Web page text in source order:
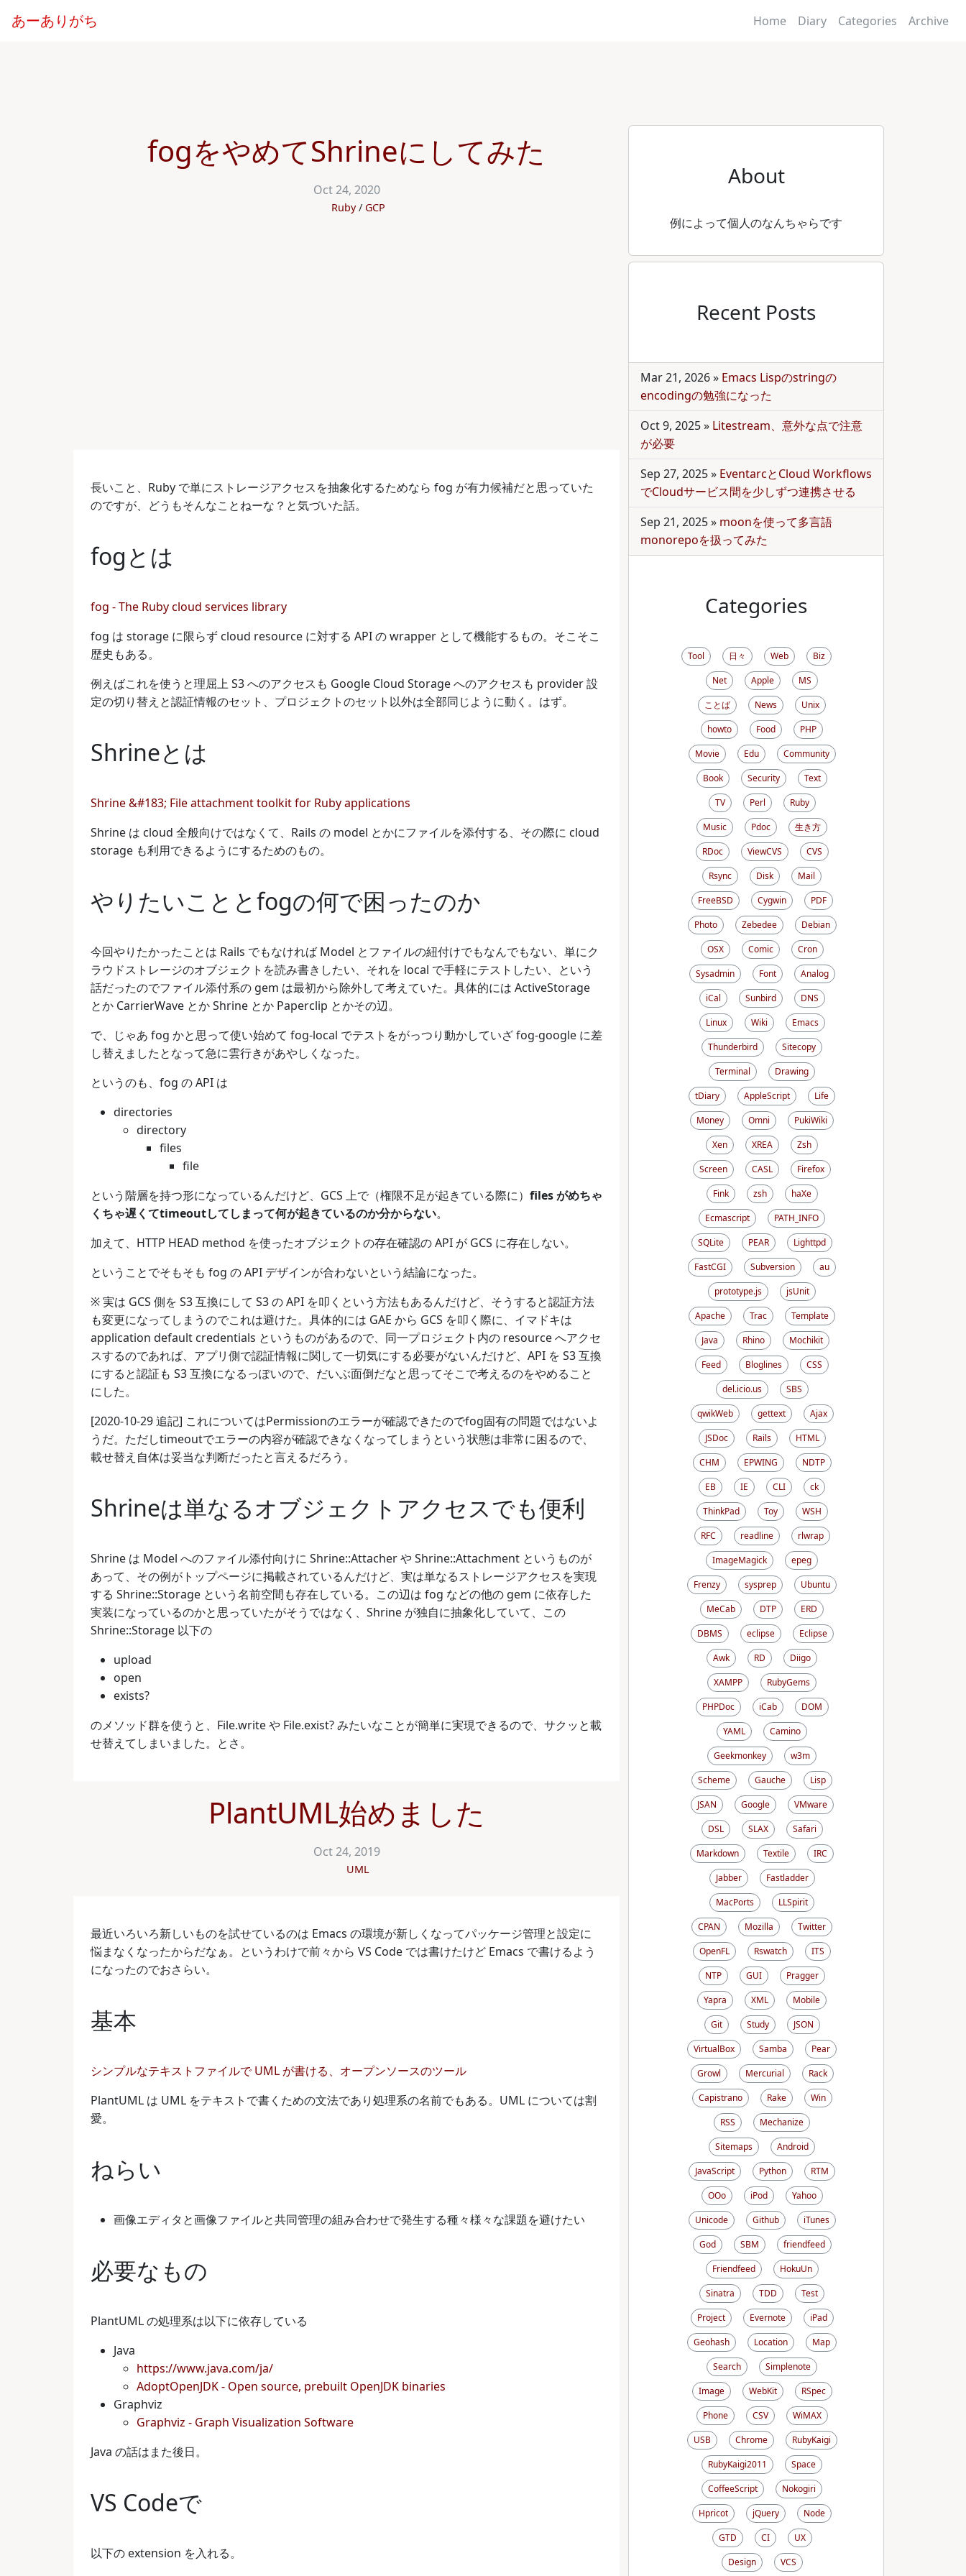
あーありがち Home Diary Categories Archive
fogをやめてShrineにしてみた
Oct 24, 2020
Ruby GCP
長いこと、Ruby で単にストレージアクセスを抽象化するためなら fog が有力候補だと思っていた
のですが、どうもそんなことねーな？と気づいた話。
fogとは
fog - The Ruby cloud services library
fog は storage に限らず cloud resource に対する API の wrapper として機能するもの。そこそこ
歴史もある。
例えばこれを使うと理屈上 S3 へのアクセスも Google Cloud Storage へのアクセスも provider 設
定の切り替えと認証情報のセット、プロジェクトのセット以外は全部同じように動く。はず。
Shrineとは
Shrine &#183; File attachment toolkit for Ruby applications
Shrine は cloud 全般向けではなくて、Rails の model とかにファイルを添付する、その際に cloud
storage も利用できるようにするためのもの。
やりたいこととfogの何で困ったのか
今回やりたかったことは Rails でもなければ Model とファイルの紐付けでもなんでもない、単にク
ラウドストレージのオブジェクトを読み書きしたい、それを local で手軽にテストしたい、という
話だったのでファイル添付系の gem は最初から除外して考えていた。具体的には ActiveStorage
とか CarrierWave とか Shrine とか Paperclip とかその辺。
で、じゃあ fog かと思って使い始めて fog-local でテストをがっつり動かしていざ fog-google に差
し替えましたとなって急に雲行きがあやしくなった。
というのも、fog の API は
directories
directory
files
file
という階層を持つ形になっているんだけど、GCS 上で（権限不足が起きている際に） files がめちゃ
くちゃ遅くてtimeoutしてしまって何が起きているのか分からない。
加えて、HTTP HEAD method を使ったオブジェクトの存在確認の API が GCS に存在しない。
ということでそもそも fog の API デザインが合わないという結論になった。
※ 実は GCS 側を S3 互換にして S3 の API を叩くという方法もあるんだけど、そうすると認証方法
も変更になってしまうのでこれは避けた。具体的には GAE から GCS を叩く際に、イマドキは
application default credentials というものがあるので、同一プロジェクト内の resource へアクセ
スするのであれば、アプリ側で認証情報に関して一切気にする必要がないんだけど、API を S3 互換
にすると認証も S3 互換になるっぽいので、だいぶ面倒だなと思ってそこで考えるのをやめること
にした。
[2020-10-29 追記] これについてはPermissionのエラーが確認できたのでfog固有の問題ではないよ
うだ。ただしtimeoutでエラーの内容が確認できなくなってしまうという状態は非常に困るので、
載せ替え自体は妥当な判断だったと言えるだろう。
Shrineは単なるオブジェクトアクセスでも便利
Shrine は Model へのファイル添付向けに Shrine::Attacher や Shrine::Attachment というものが
あって、その例がトップページに掲載されているんだけど、実は単なるストレージアクセスを実現
する Shrine::Storage という名前空間も存在している。この辺は fog などの他の gem に依存した
実装になっているのかと思っていたがそうではなく、Shrine が独自に抽象化していて、この
Shrine::Storage 以下の
upload
open
exists?
のメソッド群を使うと、File.write や File.exist? みたいなことが簡単に実現できるので、サクッと載
せ替えてしまいました。とさ。
PlantUML始めました
Oct 24, 2019
UML
最近いろいろ新しいものを試せているのは Emacs の環境が新しくなってパッケージ管理と設定に
悩まなくなったからだなぁ。というわけで前々から VS Code では書けたけど Emacs で書けるよう
になったのでおさらい。
基本
シンプルなテキストファイルで UML が書ける、オープンソースのツール
PlantUML は UML をテキストで書くための文法であり処理系の名前でもある。UML については割
愛。
ねらい
画像エディタと画像ファイルと共同管理の組み合わせで発生する種々様々な課題を避けたい
必要なもの
PlantUML の処理系は以下に依存している
Java
https://www.java.com/ja/
AdoptOpenJDK - Open source, prebuilt OpenJDK binaries
Graphviz
Graphviz - Graph Visualization Software
Java の話はまた後日。
VS Codeで
以下の extension を入れる。
About
例によって個人のなんちゃらです
Recent Posts
Mar 21, 2026» Emacs Lispのstringの
encodingの勉強になった
Oct 9, 2025» Litestream、意外な点で注意
が必要
Sep 27, 2025» EventarcとCloud Workflows
でCloudサービス間を少しずつ連携させる
Sep 21, 2025» moonを使って多言語
monorepoを扱ってみた
Categories
Tool 日々 Web
Biz
Net
Apple
MS
ことば
News
Unix
howto
Food
PHP
Movie
Edu
Community
Book
Security
Text
TV
Perl
Ruby
Music
Pdoc
生き方
RDoc
ViewCVS
CVS
Rsync
Disk
Mail
FreeBSD
Cygwin
PDF
Photo
Zebedee
Debian
OSX
Comic
Cron
Sysadmin
Font
Analog
iCal
Sunbird
DNS
Linux
Wiki
Emacs
Thunderbird
Sitecopy
Terminal
Drawing
tDiary
AppleScript
Life
Money
Omni
PukiWiki
Xen
XREA
Zsh
Screen
CASL
Firefox
Fink
zsh
haXe
Ecmascript
PATH_INFO
SQLite
PEAR
Lighttpd
FastCGI
Subversion
au
prototype.js
jsUnit
Apache
Trac
Template
Java
Rhino
Mochikit
Feed
Bloglines
CSS
del.icio.us
SBS
qwikWeb
gettext
Ajax
JSDoc
Rails
HTML
CHM
EPWING
NDTP
EB
IE CLI
ck
ThinkPad
Toy
WSH
RFC
readline
rlwrap
ImageMagick
epeg
Frenzy
sysprep
Ubuntu
MeCab
DTP
ERD
DBMS
eclipse
Eclipse
Awk
RD
Diigo
XAMPP
RubyGems
PHPDoc
iCab
DOM
YAML
Camino
Geekmonkey
w3m
Scheme
Gauche
Lisp
JSAN
Google
VMware
DSL
SLAX
Safari
Markdown
Textile
IRC
Jabber
Fastladder
MacPorts
LLSpirit
CPAN
Mozilla
Twitter
OpenFL
Rswatch
ITS
NTP
GUI
Pragger
Yapra
XML
Mobile
Git
Study
JSON
VirtualBox
Samba
Pear
Growl
Mercurial
Rack
Capistrano
Rake
Win
RSS
Mechanize
Sitemaps
Android
JavaScript
Python
RTM
OOo
iPod
Yahoo
Unicode
Github
iTunes
God
SBM
friendfeed
Friendfeed
HokuUn
Sinatra
TDD
Test
Project
Evernote
iPad
Geohash
Location
Map
Search
Simplenote
Image
WebKit
RSpec
Phone
CSV
WiMAX
USB
Chrome
RubyKaigi
RubyKaigi2011
Space
CoffeeScript
Nokogiri
Hpricot
jQuery
Node
GTD
CI
UX
Design
VCS